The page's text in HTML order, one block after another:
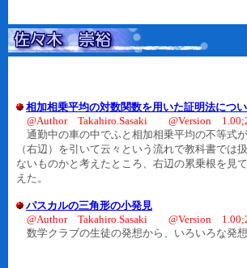
相加相乗平均の対数関数を用いた証明法につ
@Author Takahiro.Sasaki @Version
通勤中の車の中でふと相加相乗平均の不等式
（右辺）を引いて云々という流れで教科書で
ないものかと考えたところ、右辺の累乗根を見
えた。
パスカルの三角形の小発見
@Author Takahiro.Sasaki @Version
数学クラブの生徒の発想から、いろいろな発